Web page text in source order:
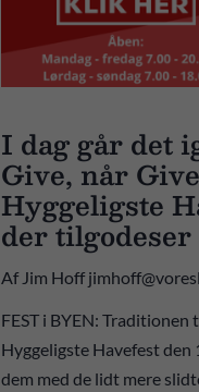
I dag går det
Give, når
Hyggeligste
der
Af Jim Hoff
FEST i BYEN:
Hyggeligste Havefest den
dem med de lidt mere